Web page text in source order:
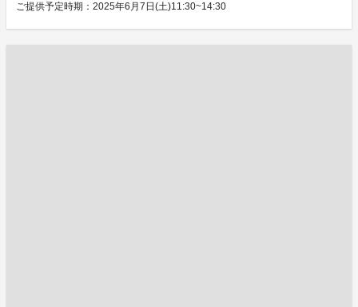
ご提供予定時期：2025年6月7日(土)11:30~14:30